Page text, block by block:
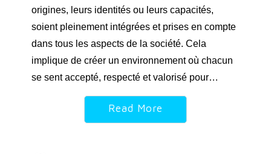
origines, leurs identités ou leurs capacités,
soient pleinement intégrées et prises en compte
dans tous les aspects de la société. Cela
implique de créer un environnement où chacun
se sent accepté, respecté et valorisé pour…
Read More